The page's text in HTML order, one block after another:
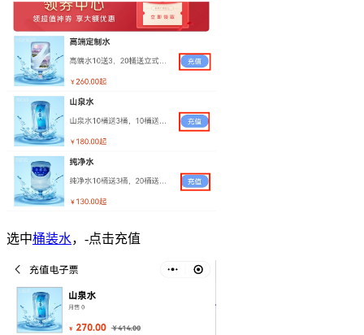
选中桶装水，-点击充值